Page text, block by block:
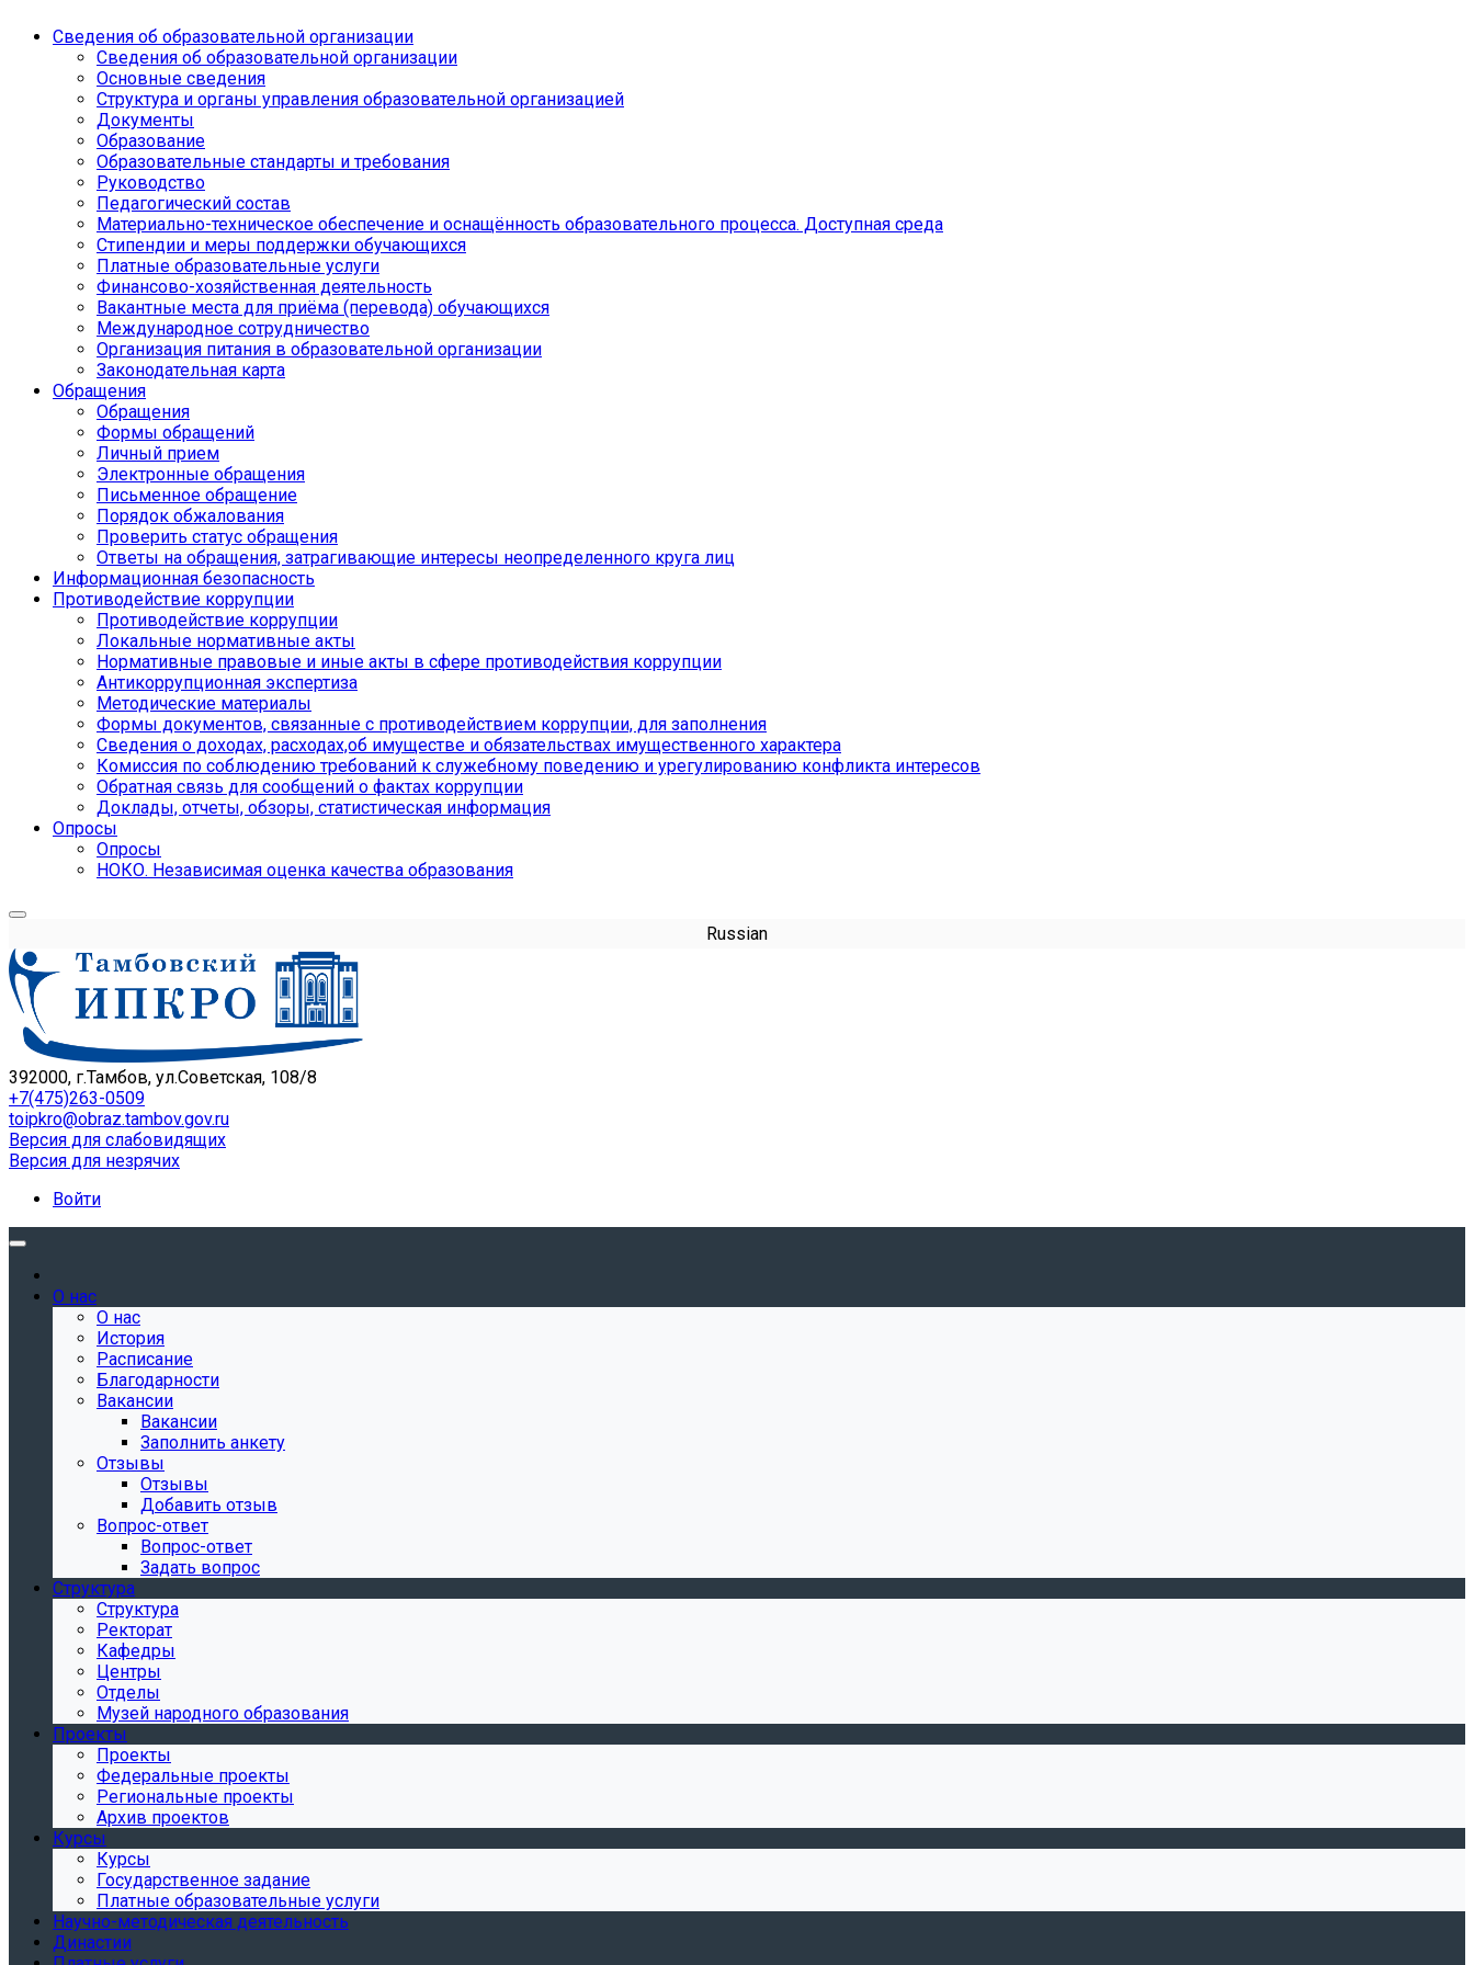
Сведения об образовательной организации
Сведения об образовательной организации
Основные сведения
Структура и органы управления образовательной организацией
Документы
Образование
Образовательные стандарты и требования
Руководство
Педагогический состав
Материально-техническое обеспечение и оснащённость образовательного процесса. Доступная среда
Стипендии и меры поддержки обучающихся
Платные образовательные услуги
Финансово-хозяйственная деятельность
Вакантные места для приёма (перевода) обучающихся
Международное сотрудничество
Организация питания в образовательной организации
Законодательная карта
Обращения
Обращения
Формы обращений
Личный прием
Электронные обращения
Письменное обращение
Порядок обжалования
Проверить статус обращения
Ответы на обращения, затрагивающие интересы неопределенного круга лиц
Информационная безопасность
Противодействие коррупции
Противодействие коррупции
Локальные нормативные акты
Нормативные правовые и иные акты в сфере противодействия коррупции
Антикоррупционная экспертиза
Методические материалы
Формы документов, связанные с противодействием коррупции, для заполнения
Сведения о доходах, расходах,об имуществе и обязательствах имущественного характера
Комиссия по соблюдению требований к служебному поведению и урегулированию конфликта интересов
Обратная связь для сообщений о фактах коррупции
Доклады, отчеты, обзоры, статистическая информация
Опросы
Опросы
НОКО. Независимая оценка качества образования
Russian
392000, г.Тамбов, ул.Советская, 108/8
+7(475)263-0509
toipkro@obraz.tambov.gov.ru
Версия для слабовидящих
Версия для незрячих
Войти
О нас
О нас
История
Расписание
Благодарности
Вакансии
Вакансии
Заполнить анкету
Отзывы
Отзывы
Добавить отзыв
Вопрос-ответ
Вопрос-ответ
Задать вопрос
Структура
Структура
Ректорат
Кафедры
Центры
Отделы
Музей народного образования
Проекты
Проекты
Федеральные проекты
Региональные проекты
Архив проектов
Курсы
Курсы
Государственное задание
Платные образовательные услуги
Научно-методическая деятельность
Династии